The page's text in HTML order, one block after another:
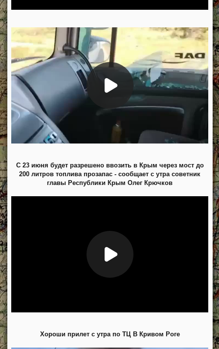
С 23 июня будет разрешено ввозить в Крым через мост до
200 литров топлива прозапас - сообщает с утра советник
главы Республики Крым Олег Крючков
Хороши прилет с утра по ТЦ В Кривом Роге